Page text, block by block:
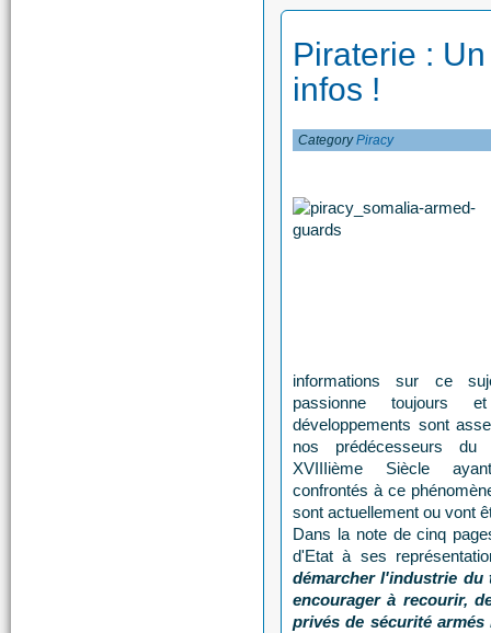
Piraterie :
infos !
CategoryPiracy
informations sur ce
passionne toujours
développements sont
nos prédécesseurs du
XVIIIième Siècle
confrontés à ce
sont actuellement ou vont
Dans la note de cinq
d'Etat à ses
démarcher l'industrie du
encourager à recourir,
privés de sécurité